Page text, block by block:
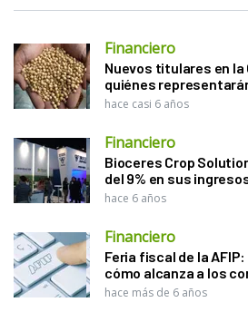
Financiero
Nuevos titulares en
quiénes
hace casi 6 años
Financiero
Bioceres Crop
del 9% en sus
hace 6 años
Financiero
Feria fiscal de la
cómo alcanza a los
hace más de 6 años